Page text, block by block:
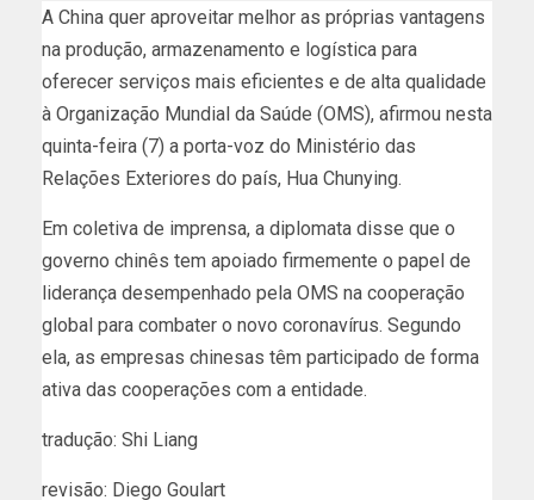
A China quer aproveitar melhor as próprias vantagens
na produção, armazenamento e logística para
oferecer serviços mais eficientes e de alta qualidade
à Organização Mundial da Saúde (OMS), afirmou nesta
quinta-feira (7) a porta-voz do Ministério das
Relações Exteriores do país, Hua Chunying.
Em coletiva de imprensa, a diplomata disse que o
governo chinês tem apoiado firmemente o papel de
liderança desempenhado pela OMS na cooperação
global para combater o novo coronavírus. Segundo
ela, as empresas chinesas têm participado de forma
ativa das cooperações com a entidade.
tradução: Shi Liang
revisão: Diego Goulart